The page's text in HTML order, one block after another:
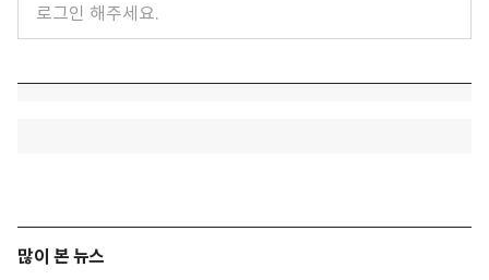
많이 본 뉴스